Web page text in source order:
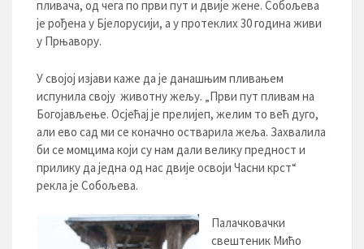
пливача, од чега по први пут и двије жене. Собољева
је рођена у Бјелорусији, а у протеклих 30 година живи
у Прњавору.
У својој изјави каже да је данашњим пливањем
испунила своју животну жељу. „Први пут пливам на
Богојављење. Осјећај је прелијеп, желим то већ дуго,
али ево сад ми се коначно остварила жеља. Захвалила
би се момцима који су нам дали велику предност и
прилику да једна од нас двије освоји Часни крст“
рекла је Собољева.
Палачковачки
свештеник Мићо